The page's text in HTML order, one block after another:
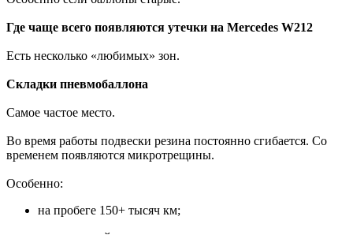
Где чаще всего появляются утечки на Mercedes W212
Есть несколько «любимых» зон.
Складки пневмобаллона
Самое частое место.
Во время работы подвески резина постоянно сгибается. Со
временем появляются микротрещины.
Особенно:
на пробеге 150+ тысяч км;